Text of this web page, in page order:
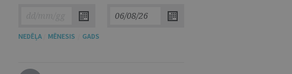
NEDĒĻA MĒNESIS GADS